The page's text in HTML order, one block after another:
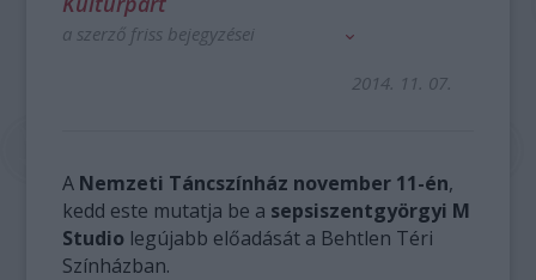
a szerző friss bejegyzései
2014. 11. 07.
A Nemzeti Táncszínház november 11-én,
kedd este mutatja be a sepsiszentgyörgyi M
Studio legújabb előadását a Behtlen Téri
Színházban.